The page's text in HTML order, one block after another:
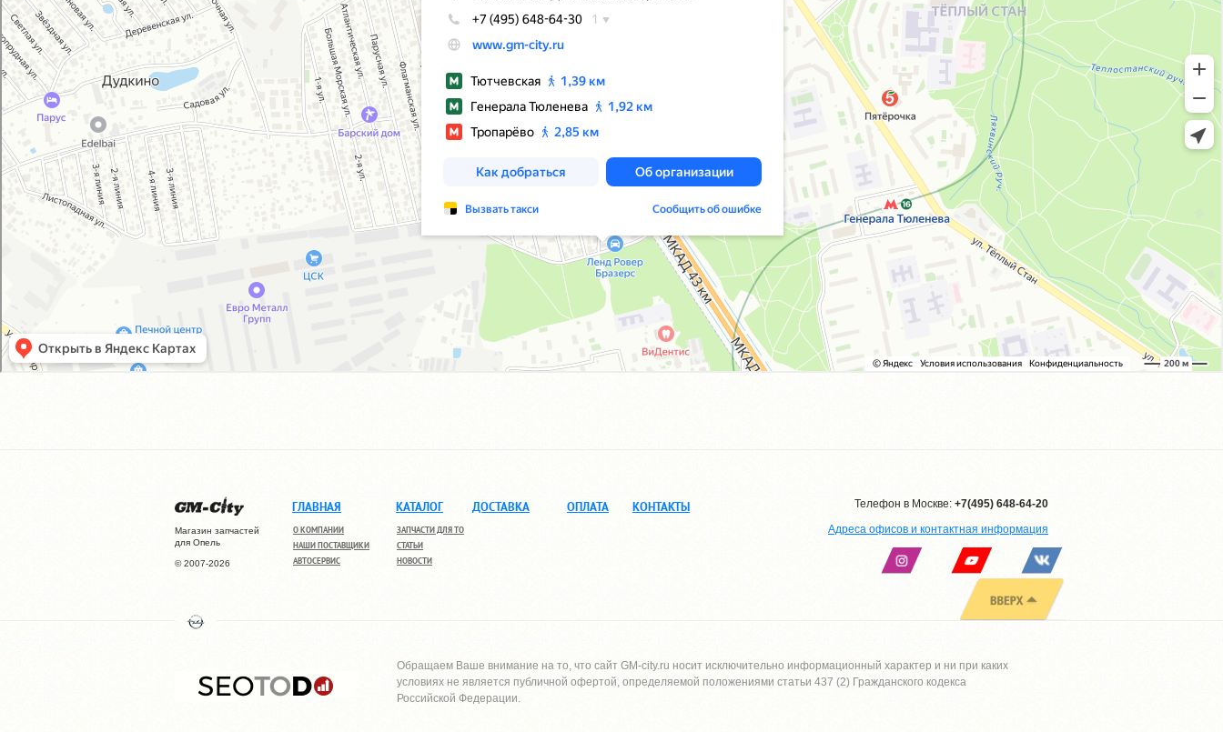
Магазин запчастей
для Опель
© 2007-2026
ГЛАВНАЯ
О КОМПАНИИ
НАШИ ПОСТАВЩИКИ
АВТОСЕРВИС
КАТАЛОГ
ЗАПЧАСТИ ДЛЯ ТО
СТАТЬИ
НОВОСТИ
ДОСТАВКА ОПЛАТА КОНТАКТЫ Телефон в Москве: +7(495) 648-64-20
Адреса офисов и контактная информация
Обращаем Ваше внимание на то, что сайт GM-city.ru носит исключительно информационный характер и ни при каких
условиях не является публичной офертой, определяемой положениями статьи 437 (2) Гражданского кодекса
Российской Федерации.